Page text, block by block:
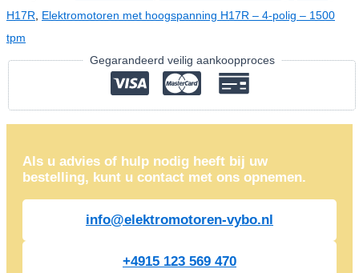
H17R
Elektromotoren met hoogspanning H17R – 4-polig – 1500
tpm
Gegarandeerd veilig aankoopproces
Als u advies of hulp nodig heeft bij uw
bestelling, kunt u contact met ons opnemen.
info@elektromotoren-vybo.nl
+4915 123 569 470